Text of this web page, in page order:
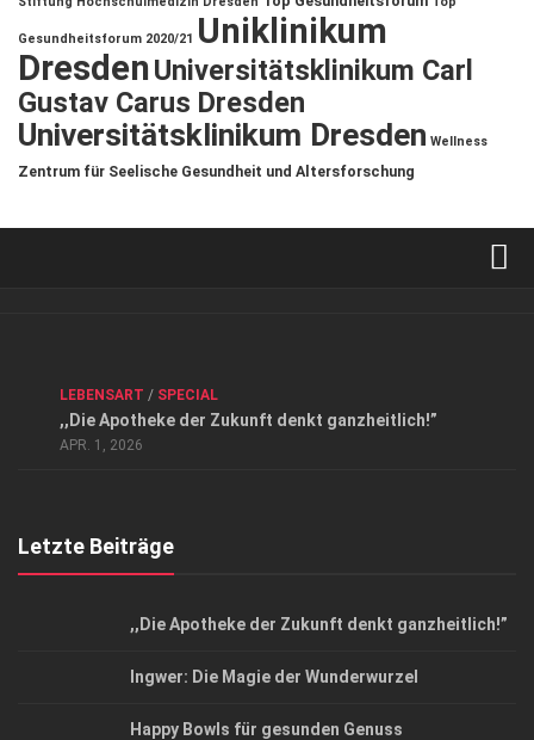
Gesundheitsforum 2020/21 Uniklinikum
DresdenUniversitätsklinikum Carl
Gustav Carus Dresden
Universitätsklinikum Dresden Wellness
Zentrum für Seelische Gesundheit und Altersforschung
Datenschutzerklärung
Top Magazin Dresden / Ostsachsen
LEBENSART / SPECIAL
,,Die Apotheke der Zukunft denkt ganzheitlich!”
APR. 1, 2026
Letzte Beiträge
,,Die Apotheke der Zukunft denkt ganzheitlich!”
Ingwer: Die Magie der Wunderwurzel
Happy Bowls für gesunden Genuss